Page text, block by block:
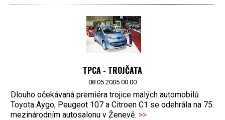
TPCA - TROJČATA
08.05.2005 00:00
Dlouho očekávaná premiéra trojice malých automobilů
Toyota Aygo, Peugeot 107 a Citroen C1 se odehrála na 75.
mezinárodním autosalonu v Ženevě. >>